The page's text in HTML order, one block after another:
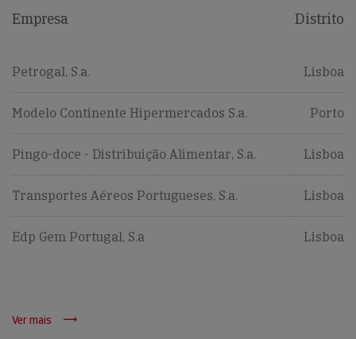
Empresa Distrito
Petrogal, S.a. Lisboa
Modelo Continente Hipermercados S.a. Porto
Pingo-doce - Distribuição Alimentar, S.a. Lisboa
Transportes Aéreos Portugueses, S.a. Lisboa
Edp Gem Portugal, S.a Lisboa
Ver mais